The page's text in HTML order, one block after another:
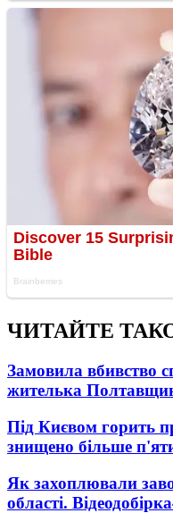
ЧИТАЙТЕ
Замовила вбивство
жителька
Під Києвом горить
знищено більше
Як захоплювали
області. Відеодобірка